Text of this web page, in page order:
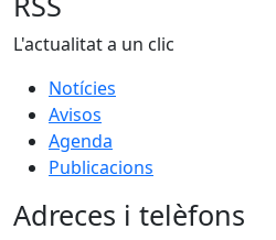
L'actualitat a un clic
Notícies
Avisos
Agenda
Publicacions
Adreces i telèfons